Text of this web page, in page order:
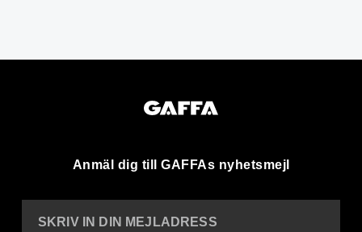
Anmäl dig till GAFFAs nyhetsmejl
SKRIV IN DIN MEJLADRESS